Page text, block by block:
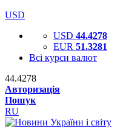
USD
USD 44.4278
EUR 51.3281
Всі курси валют
44.4278
Авторизація
Пошук
RU